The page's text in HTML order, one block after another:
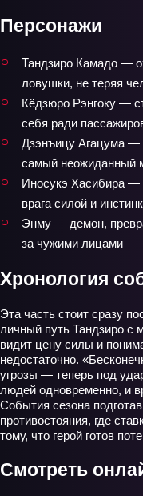
Персонажи
Тандзиро Камадо —
ловушки, не теряя
Кёдзюро Рэнгоку —
себя ради
Дзэнъицу Агацума —
самый неожиданный
Иносукэ Хасибира —
врага силой и
Энму — демон,
за чужими лицами
Хронология
Эта часть стоит сразу
личный путь Тандзиро с
видит цену силы и
недостаточно.
угрозы — теперь под
людей одновременно, и
События сезона
противостояния, где
тому, что герой готов
Смотреть